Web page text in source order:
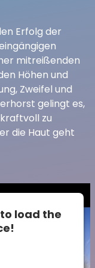
Erfolg der
mitreißenden
Höhen und
Zweifel und
gelingt es,
zu
die Haut geht
load the